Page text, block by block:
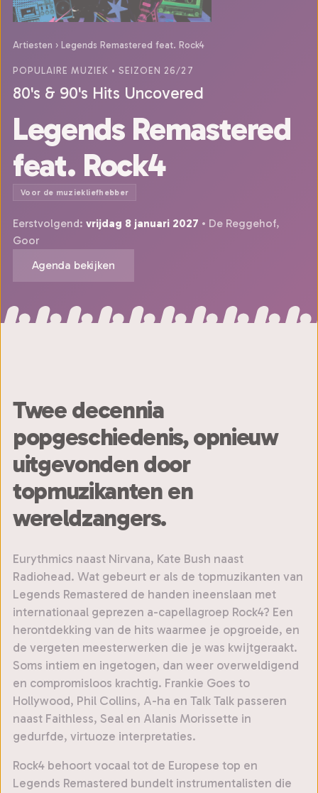
Artiesten › Legends Remastered feat. Rock4
POPULAIRE MUZIEK • SEIZOEN 26/27
80's & 90's Hits Uncovered
Legends Remastered
feat. Rock4
Voor de muziekliefhebber
Eerstvolgend: vrijdag 8 januari 2027 • De Reggehof,
Goor
Agenda bekijken
Twee decennia
popgeschiedenis, opnieuw
uitgevonden door
topmuzikanten en
wereldzangers.
Eurythmics naast Nirvana, Kate Bush naast
Radiohead. Wat gebeurt er als de topmuzikanten van
Legends Remastered de handen ineenslaan met
internationaal geprezen a-capellagroep Rock4? Een
herontdekking van de hits waarmee je opgroeide, en
de vergeten meesterwerken die je was kwijtgeraakt.
Soms intiem en ingetogen, dan weer overweldigend
en compromisloos krachtig. Frankie Goes to
Hollywood, Phil Collins, A-ha en Talk Talk passeren
naast Faithless, Seal en Alanis Morissette in
gedurfde, virtuoze interpretaties.
Rock4 behoort vocaal tot de Europese top en
Legends Remastered bundelt instrumentalisten die